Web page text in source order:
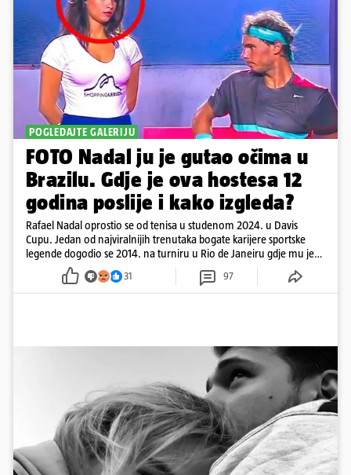
POGLEDAJTE GALERIJU
FOTO Nadal ju je gutao očima u
Brazilu. Gdje je ova hostesa 12
godina poslije i kako izgleda?
Rafael Nadal oprostio se od tenisa u studenom 2024. u Davis
Cupu. Jedan od najviralnijih trenutaka bogate karijere sportske
legende dogodio se 2014. na turniru u Rio de Janeiru gdje mu je
pažnju odvlačila ljepotica iza klupe
31 97